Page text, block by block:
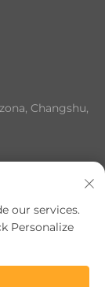
Changshu,
our services.
Personalize